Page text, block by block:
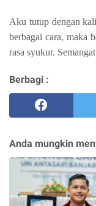
Aku tutup dengan
berbagai cara, maka
rasa syukur.
Berbagi :
Anda mungkin